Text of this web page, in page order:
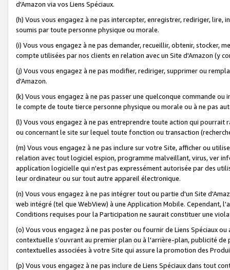
d'Amazon via vos Liens Spéciaux.
(h) Vous vous engagez à ne pas intercepter, enregistrer, rediriger,
soumis par toute personne physique ou morale.
(i) Vous vous engagez à ne pas demander, recueillir, obtenir, stocker,
compte utilisées par nos clients en relation avec un Site d'Amazon (y
(j) Vous vous engagez à ne pas modifier, rediriger, supprimer ou
d'Amazon.
(k) Vous vous engagez à ne pas passer une quelconque commande
le compte de toute tierce personne physique ou morale ou à ne pas
(l) Vous vous engagez à ne pas entreprendre toute action qui
ou concernant le site sur lequel toute fonction ou transaction
(m) Vous vous engagez à ne pas inclure sur votre Site, afficher ou
relation avec tout logiciel espion, programme malveillant, virus, ver
application logicielle qui n'est pas expressément autorisée par des
leur ordinateur ou sur tout autre appareil électronique.
(n) Vous vous engagez à ne pas intégrer tout ou partie d'un Site
web intégré (tel que WebView) à une Application Mobile. Cependant,
Conditions requises pour la Participation ne saurait constituer une
(o) Vous vous engagez à ne pas poster ou fournir de Liens Spéciaux
contextuelle s'ouvrant au premier plan ou à l'arrière-plan, publicité
contextuelles associées à votre Site qui assure la promotion des
(p) Vous vous engagez à ne pas inclure de Liens Spéciaux dans tout